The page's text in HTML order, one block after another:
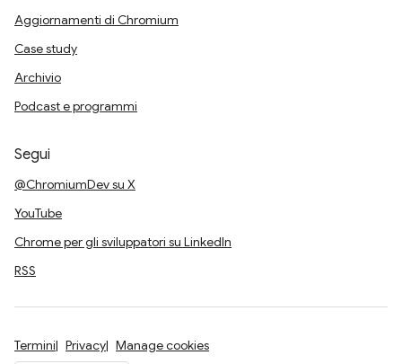
Aggiornamenti di Chromium
Case study
Archivio
Podcast e programmi
Segui
@ChromiumDev su X
YouTube
Chrome per gli sviluppatori su LinkedIn
RSS
Termini Privacy Manage cookies